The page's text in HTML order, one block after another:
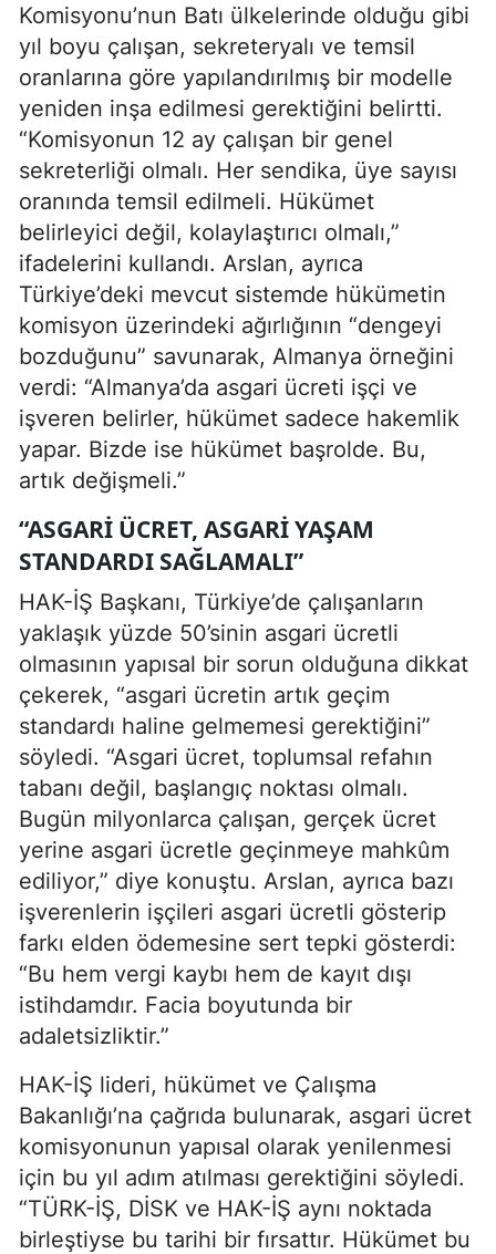
Komisyonu’nun Batı ülkelerinde olduğu gibi
yıl boyu çalışan, sekreteryalı ve temsil
oranlarına göre yapılandırılmış bir modelle
yeniden inşa edilmesi gerektiğini belirtti.
“Komisyonun 12 ay çalışan bir genel
sekreterliği olmalı. Her sendika, üye sayısı
oranında temsil edilmeli. Hükümet
belirleyici değil, kolaylaştırıcı olmalı,”
ifadelerini kullandı. Arslan, ayrıca
Türkiye’deki mevcut sistemde hükümetin
komisyon üzerindeki ağırlığının “dengeyi
bozduğunu” savunarak, Almanya örneğini
verdi: “Almanya’da asgari ücreti işçi ve
işveren belirler, hükümet sadece hakemlik
yapar. Bizde ise hükümet başrolde. Bu,
artık değişmeli.”
“ASGARI ÜCRET, ASGARI YAŞAM
STANDARDI SAĞLAMALI”
HAK-İŞ Başkanı, Türkiye’de çalışanların
yaklaşık yüzde 50’sinin asgari ücretli
olmasının yapısal bir sorun olduğuna dikkat
çekerek, “asgari ücretin artık geçim
standardı haline gelmemesi gerektiğini”
söyledi. “Asgari ücret, toplumsal refahın
tabanı değil, başlangıç noktası olmalı.
Bugün milyonlarca çalışan, gerçek ücret
yerine asgari ücretle geçinmeye mahkûm
ediliyor,” diye konuştu. Arslan, ayrıca bazı
işverenlerin işçileri asgari ücretli gösterip
farkı elden ödemesine sert tepki gösterdi:
“Bu hem vergi kaybı hem de kayıt dışı
istihdamdır. Facia boyutunda bir
adaletsizliktir.”
HAK-İŞ lideri, hükümet ve Çalışma
Bakanlığı’na çağrıda bulunarak, asgari ücret
komisyonunun yapısal olarak yenilenmesi
için bu yıl adım atılması gerektiğini söyledi.
“TÜRK-İŞ, DİSK ve HAK-İŞ aynı noktada
birleştiyse bu tarihi bir fırsattır. Hükümet bu